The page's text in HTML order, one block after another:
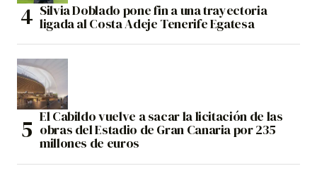
Silvia Doblado pone fin a una trayectoria
ligada al Costa Adeje Tenerife Egatesa
El Cabildo vuelve a sacar la licitación de las
obras del Estadio de Gran Canaria por 235
millones de euros